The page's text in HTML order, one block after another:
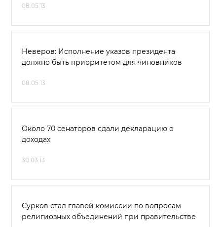
08.05.13
Неверов: Исполнение указов президента
должно быть приоритетом для чиновников
08.05.13
Около 70 сенаторов сдали декларацию о
доходах
30.03.13
Сурков стал главой комиссии по вопросам
религиозных объединений при правительстве